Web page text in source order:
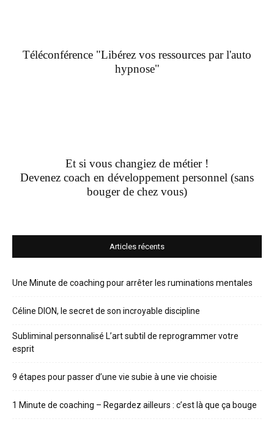
Téléconférence "Libérez vos ressources par l'auto
hypnose"
Et si vous changiez de métier !
Devenez coach en développement personnel (sans
bouger de chez vous)
Articles récents
Une Minute de coaching pour arrêter les ruminations mentales
Céline DION, le secret de son incroyable discipline
Subliminal personnalisé L’art subtil de reprogrammer votre
esprit
9 étapes pour passer d’une vie subie à une vie choisie
1 Minute de coaching – Regardez ailleurs : c’est là que ça bouge